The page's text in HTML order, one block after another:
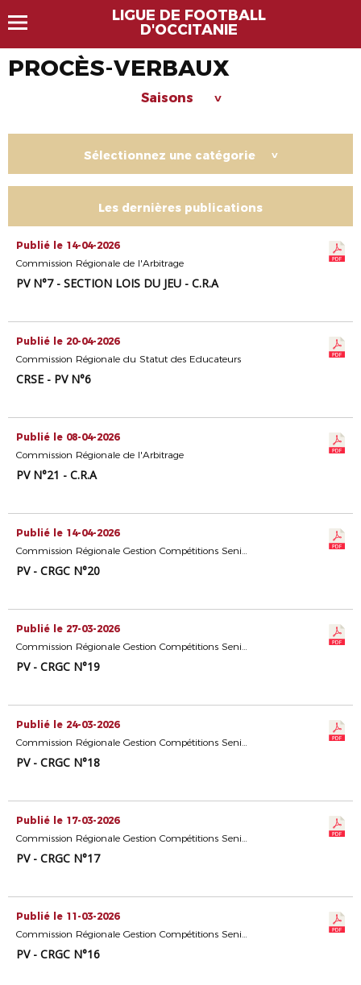
LIGUE DE FOOTBALL
D'OCCITANIE
PROCÈS-VERBAUX
Saisons >
Sélectionnez une catégorie >
Les dernières publications
Publié le 14-04-2026
Commission Régionale de l'Arbitrage
PV N°7 - SECTION LOIS DU JEU - C.R.A
Publié le 20-04-2026
Commission Régionale du Statut des Educateurs
CRSE - PV N°6
Publié le 08-04-2026
Commission Régionale de l'Arbitrage
PV N°21 - C.R.A
Publié le 14-04-2026
Commission Régionale Gestion Compétitions Seniors
PV - CRGC N°20
Publié le 27-03-2026
Commission Régionale Gestion Compétitions Seniors
PV - CRGC N°19
Publié le 24-03-2026
Commission Régionale Gestion Compétitions Seniors
PV - CRGC N°18
Publié le 17-03-2026
Commission Régionale Gestion Compétitions Seniors
PV - CRGC N°17
Publié le 11-03-2026
Commission Régionale Gestion Compétitions Seniors
PV - CRGC N°16